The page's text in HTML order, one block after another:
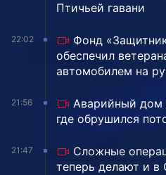
Птичьей гавани
22:02
Фонд
обеспечил
автомобилем на
21:56
Аварийный дом
где обрушился
21:47
Сложные
теперь делают и в